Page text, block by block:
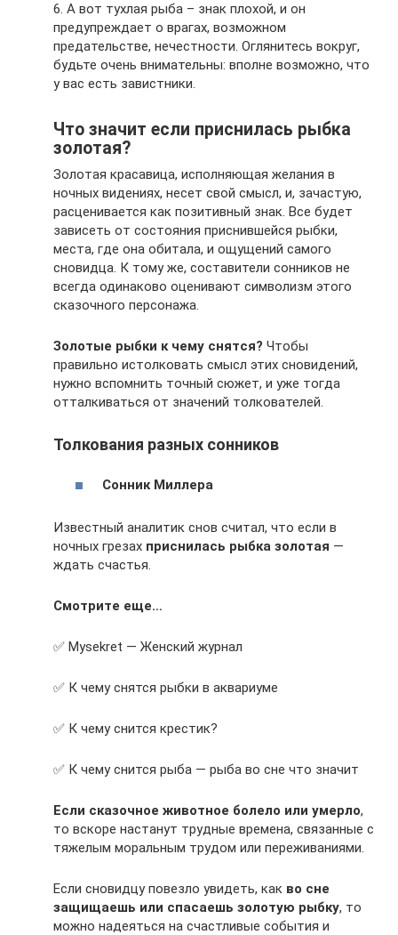
6. А вот тухлая рыба – знак плохой, и он
предупреждает о врагах, возможном
предательстве, нечестности. Оглянитесь вокруг,
будьте очень внимательны: вполне возможно, что
у вас есть завистники.
Что значит если приснилась рыбка
золотая?
Золотая красавица, исполняющая желания в
ночных видениях, несет свой смысл, и, зачастую,
расценивается как позитивный знак. Все будет
зависеть от состояния приснившейся рыбки,
места, где она обитала, и ощущений самого
сновидца. К тому же, составители сонников не
всегда одинаково оценивают символизм этого
сказочного персонажа.
Золотые рыбки к чему снятся? Чтобы
правильно истолковать смысл этих сновидений,
нужно вспомнить точный сюжет, и уже тогда
отталкиваться от значений толкователей.
Толкования разных сонников
Сонник Миллера
Известный аналитик снов считал, что если в
ночных грезах приснилась рыбка золотая —
ждать счастья.
Смотрите еще…
✅ Mysekret — Женский журнал
✅ К чему снятся рыбки в аквариуме
✅ К чему снится крестик?
✅ К чему снится рыба — рыба во сне что значит
Если сказочное животное болело или умерло,
то вскоре настанут трудные времена, связанные с
тяжелым моральным трудом или переживаниями.
Если сновидцу повезло увидеть, как во сне
защищаешь или спасаешь золотую рыбку, то
можно надеяться на счастливые события и